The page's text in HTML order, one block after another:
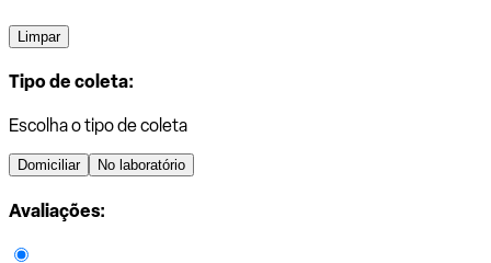
Limpar
Tipo de coleta:
Escolha o tipo de coleta
Domiciliar No laboratório
Avaliações: